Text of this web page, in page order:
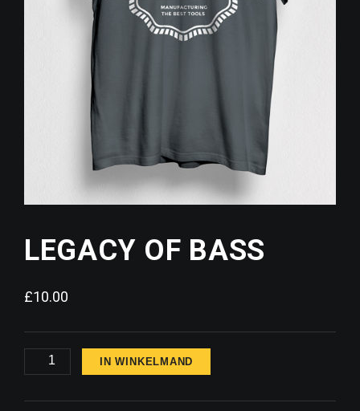
LEGACY OF BASS
£10.00
Legacy
of
Bass
IN WINKELMAND